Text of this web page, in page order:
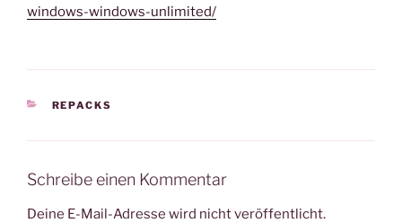
windows-windows-unlimited/
KATEGORIEN
REPACKS
Schreibe einen Kommentar
Deine E-Mail-Adresse wird nicht veröffentlicht.